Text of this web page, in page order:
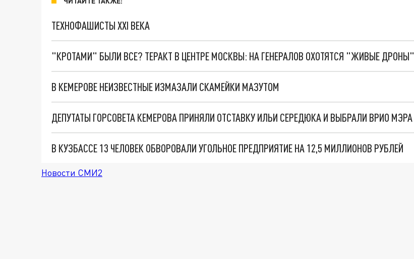
ТЕХНОФАШИСТЫ XXI ВЕКА
"КРОТАМИ" БЫЛИ ВСЕ? ТЕРАКТ В ЦЕНТРЕ МОСКВЫ: НА ГЕНЕРАЛОВ ОХОТЯТСЯ "ЖИВЫЕ ДРОНЫ"
В КЕМЕРОВЕ НЕИЗВЕСТНЫЕ ИЗМАЗАЛИ СКАМЕЙКИ МАЗУТОМ
ДЕПУТАТЫ ГОРСОВЕТА КЕМЕРОВА ПРИНЯЛИ ОТСТАВКУ ИЛЬИ СЕРЕДЮКА И ВЫБРАЛИ ВРИО МЭРА
В КУЗБАССЕ 13 ЧЕЛОВЕК ОБВОРОВАЛИ УГОЛЬНОЕ ПРЕДПРИЯТИЕ НА 12,5 МИЛЛИОНОВ РУБЛЕЙ
Новости СМИ2